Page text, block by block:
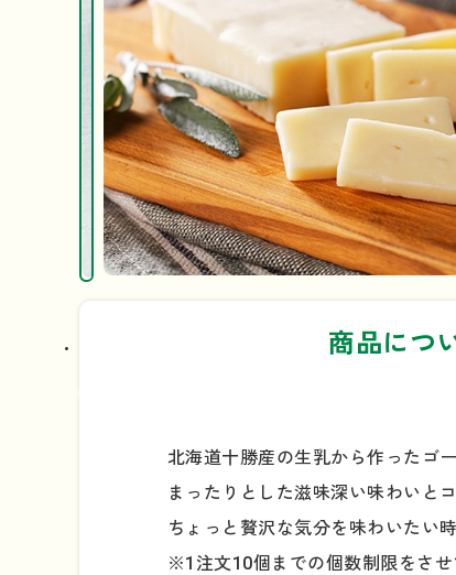
商品につ
北海道十勝産の生乳から作ったゴ
まったりとした滋味深い味わいと
ちょっと贅沢な気分を味わいたい
※1注文10個までの個数制限をさせ